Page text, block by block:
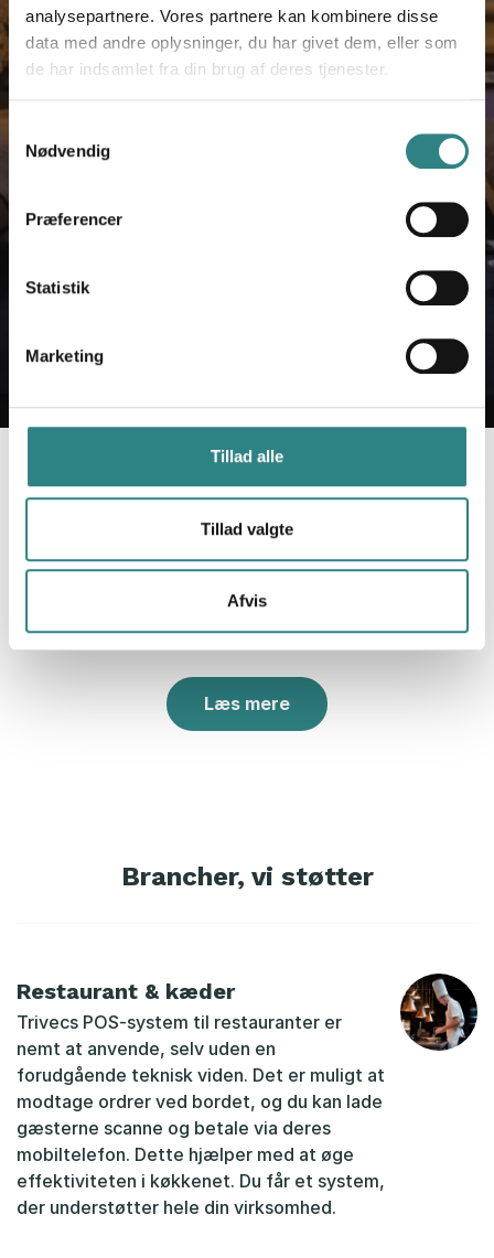
analysepartnere. Vores partnere kan kombinere disse
data med andre oplysninger, du har givet dem, eller som
de har indsamlet fra din brug af deres tjenester.
Nødvendig
Præferencer
Statistik
Marketing
Tillad alle
Tillad valgte
Afvis
Pålidelig og tilpasset POS-løsning
Integrationer med hotelmanagement og
Let at bruge POS-løsningen
Vi har integrationer med
HoistGroup, Mews, Deliverect, The
Fork og andre.
Læs mere
Brancher, vi støtter
Restaurant & kæder
Trivecs POS-system til restauranter er
nemt at anvende, selv uden en
forudgående teknisk viden. Det er muligt at
modtage ordrer ved bordet, og du kan lade
gæsterne scanne og betale via deres
mobiltelefon. Dette hjælper med at øge
effektiviteten i køkkenet. Du får et system,
der understøtter hele din virksomhed.